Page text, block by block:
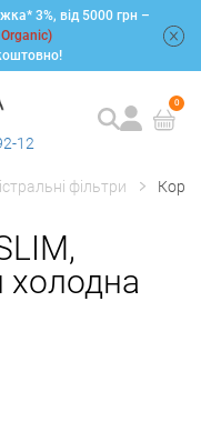
3%, від 5000 грн –
12
0
фільтри
холодна